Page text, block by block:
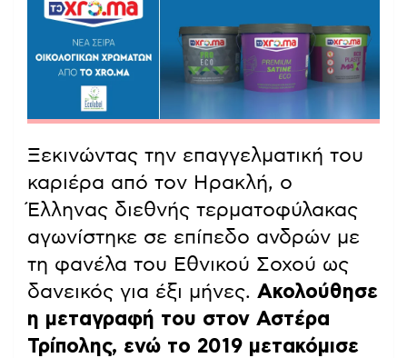
Ξεκινώντας την επαγγελματική του
καριέρα από τον Ηρακλή, ο
Έλληνας διεθνής τερματοφύλακας
αγωνίστηκε σε επίπεδο ανδρών με
τη φανέλα του Εθνικού Σοχού ως
δανεικός για έξι μήνες. Ακολούθησε
η μεταγραφή του στον Αστέρα
Τρίπολης, ενώ το 2019 μετακόμισε